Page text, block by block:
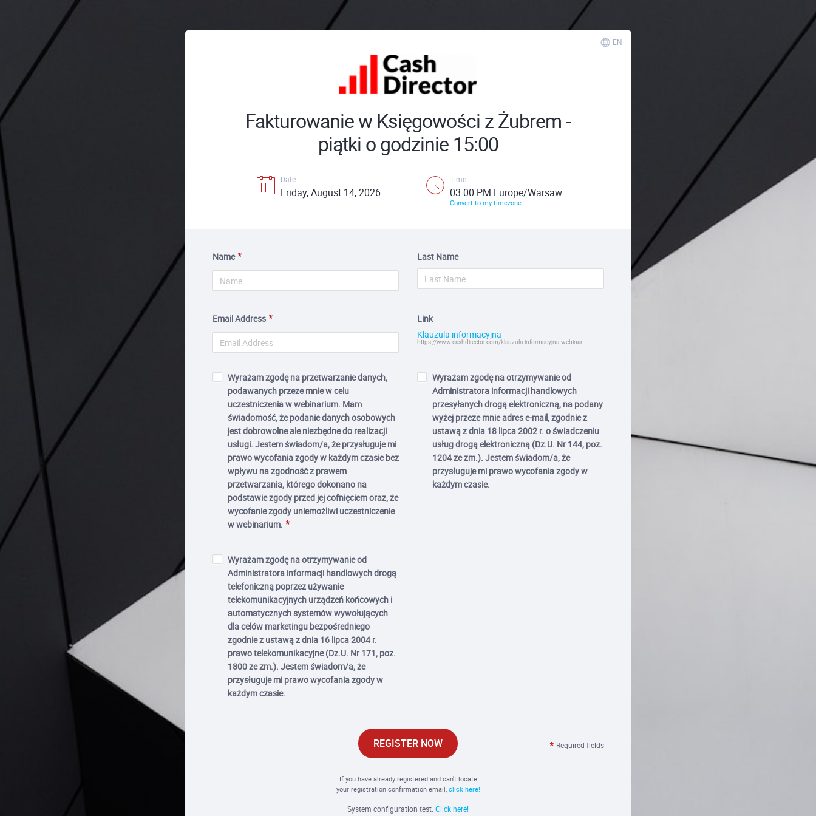
EN
Fakturowanie w Księgowości z Żubrem -
piątki o godzinie 15:00
Date
Friday, August 14, 2026
Time
03:00 PM Europe/Warsaw
Convert to my timezone
Name Last Name
Email Address
Link
Klauzula informacyjna
https://www.cashdirector.com/klauzula-informacyjna-webinar
Wyrażam zgodę na przetwarzanie danych,
podawanych przeze mnie w celu
uczestniczenia w webinarium. Mam
świadomość, że podanie danych osobowych
jest dobrowolne ale niezbędne do realizacji
usługi. Jestem świadom/a, że przysługuje mi
prawo wycofania zgody w każdym czasie bez
wpływu na zgodność z prawem
przetwarzania, którego dokonano na
podstawie zgody przed jej cofnięciem oraz, że
wycofanie zgody uniemożliwi uczestniczenie
w webinarium.
Wyrażam zgodę na otrzymywanie od
Administratora informacji handlowych
przesyłanych drogą elektroniczną, na podany
wyżej przeze mnie adres e-mail, zgodnie z
ustawą z dnia 18 lipca 2002 r. o świadczeniu
usług drogą elektroniczną (Dz.U. Nr 144, poz.
1204 ze zm.). Jestem świadom/a, że
przysługuje mi prawo wycofania zgody w
każdym czasie.
Wyrażam zgodę na otrzymywanie od
Administratora informacji handlowych drogą
telefoniczną poprzez używanie
telekomunikacyjnych urządzeń końcowych i
automatycznych systemów wywołujących
dla celów marketingu bezpośredniego
zgodnie z ustawą z dnia 16 lipca 2004 r.
prawo telekomunikacyjne (Dz.U. Nr 171, poz.
1800 ze zm.). Jestem świadom/a, że
przysługuje mi prawo wycofania zgody w
każdym czasie.
Required fields
REGISTER NOW
If you have already registered and can't locate
your registration confirmation email, click here!
System configuration test. Click here!